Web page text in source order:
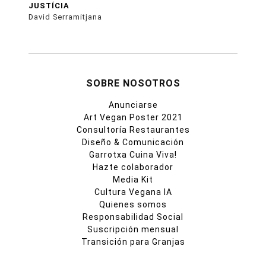
JUSTÍCIA
David Serramitjana
SOBRE NOSOTROS
Anunciarse
Art Vegan Poster 2021
Consultoría Restaurantes
Diseño & Comunicación
Garrotxa Cuina Viva!
Hazte colaborador
Media Kit
Cultura Vegana IA
Quienes somos
Responsabilidad Social
Suscripción mensual
Transición para Granjas